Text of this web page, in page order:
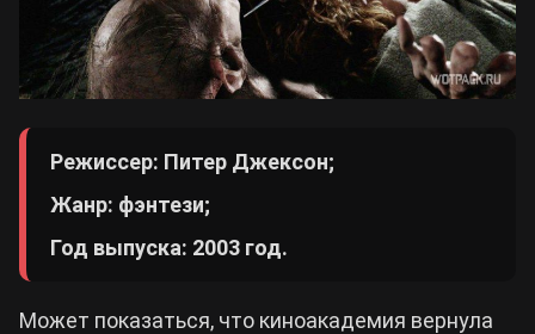
Режиссер: Питер Джексон;
Жанр: фэнтези;
Год выпуска: 2003 год.
Может показаться, что киноакадемия вернула